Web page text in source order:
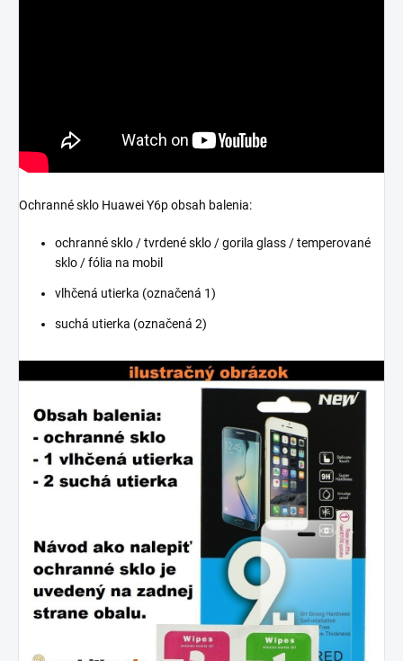
Ochranné sklo Huawei Y6p obsah balenia:
ochranné sklo / tvrdené sklo / gorila glass / temperované
sklo / fólia na mobil
vlhčená utierka (označená 1)
suchá utierka (označená 2)